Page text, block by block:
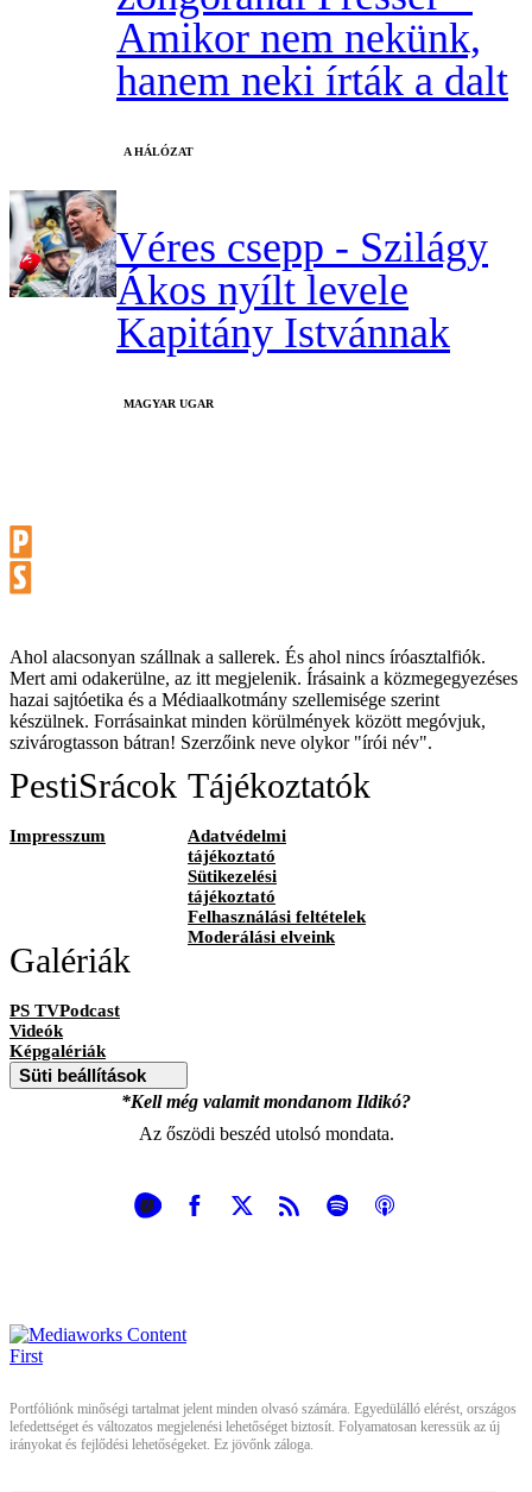
Amikor nem nekünk,
hanem neki írták a dalt
A HÁLÓZAT
Véres csepp - Szilágy
Ákos nyílt levele
Kapitány Istvánnak
MAGYAR UGAR
Ahol alacsonyan szállnak a sallerek. És ahol nincs íróasztalfiók.
Mert ami odakerülne, az itt megjelenik. Írásaink a közmegegyezéses
hazai sajtóetika és a Médiaalkotmány szellemisége szerint
készülnek. Forrásainkat minden körülmények között megóvjuk,
szivárogtasson bátran! Szerzőink neve olykor "írói név".
PestiSrácok
Impresszum
Tájékoztatók
Adatvédelmi
tájékoztató
Sütikezelési
tájékoztató
Felhasználási feltételek
Moderálási elveink
Galériák
PS TVPodcast
Videók
Képgalériák
Süti beállítások
*Kell még valamit mondanom Ildikó?
Az őszödi beszéd utolsó mondata.
Portfóliónk minőségi tartalmat jelent minden olvasó számára. Egyedülálló elérést, országos
lefedettséget és változatos megjelenési lehetőséget biztosít. Folyamatosan keressük az új
irányokat és fejlődési lehetőségeket. Ez jövőnk záloga.